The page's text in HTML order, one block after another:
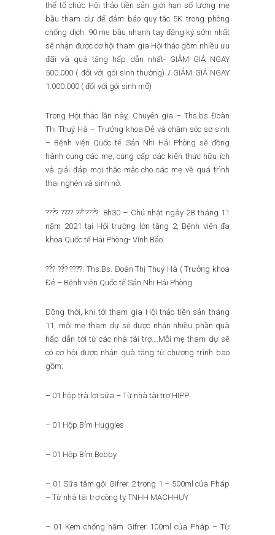
thể tổ chức Hội thảo tiền sản giới hạn số lượng mẹ
bầu tham dự để đảm bảo quy tắc 5K trong phòng
chống dịch. 90 mẹ bầu nhanh tay đăng ký sớm nhất
sẽ nhận được cơ hội tham gia Hội thảo gồm nhiều ưu
đãi và quà tặng hấp dẫn nhất- GIẢM GIÁ NGAY
500.000 ( đối với gói sinh thường) / GIẢM GIÁ NGAY
1.000.000 ( đối với gói sinh mổ)
Trong Hội thảo lần này, Chuyên gia – Ths.bs Đoàn
Thị Thuý Hà – Trưởng khoa Đẻ và chăm sóc sơ sinh
– Bệnh viện Quốc tế Sản Nhi Hải Phòng sẽ đồng
hành cùng các mẹ, cung cấp các kiến thức hữu ích
và giải đáp mọi thắc mắc cho các mẹ về quá trình
thai nghén và sinh nở.
???̛̀? ???? ??̂̉ ???̛́?: 8h30 – Chủ nhật ngày 28 tháng 11
năm 2021 tại Hội trường lớn tầng 2, Bệnh viện đa
khoa Quốc tế Hải Phòng- Vĩnh Bảo.
??́? ??́? ???̂?: Ths.Bs. Đoàn Thị Thuý Hà ( Trưởng khoa
Đẻ – Bệnh viện Quốc tế Sản Nhi Hải Phòng
Đồng thời, khi tới tham gia Hội thảo tiền sản tháng
11, mỗi mẹ tham dự sẽ được nhận nhiều phần quà
hấp dẫn tới từ các nhà tài trợ….Mỗi mẹ tham dự sẽ
có cơ hội được nhận quà tặng từ chương trình bao
gồm:
– 01 hộp trà lợi sữa – Từ nhà tài trợ HIPP
– 01 Hộp Bỉm Huggies
– 01 Hộp Bỉm Bobby
– 01 Sữa tắm gội Gifrer 2 trong 1 – 500ml của Pháp
– Từ nhà tài trợ công ty TNHH MACHHUY
– 01 Kem chống hăm Gifrer 100ml của Pháp – Từ